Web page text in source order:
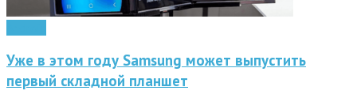
Уже в этом году Samsung может выпустить
первый складной планшет